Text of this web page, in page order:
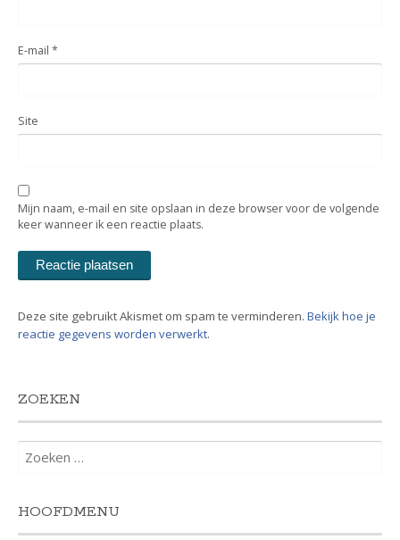
E-mail *
Site
Mijn naam, e-mail en site opslaan in deze browser voor de volgende
keer wanneer ik een reactie plaats.
Deze site gebruikt Akismet om spam te verminderen. Bekijk hoe je
reactie gegevens worden verwerkt.
ZOEKEN
naar:
HOOFDMENU